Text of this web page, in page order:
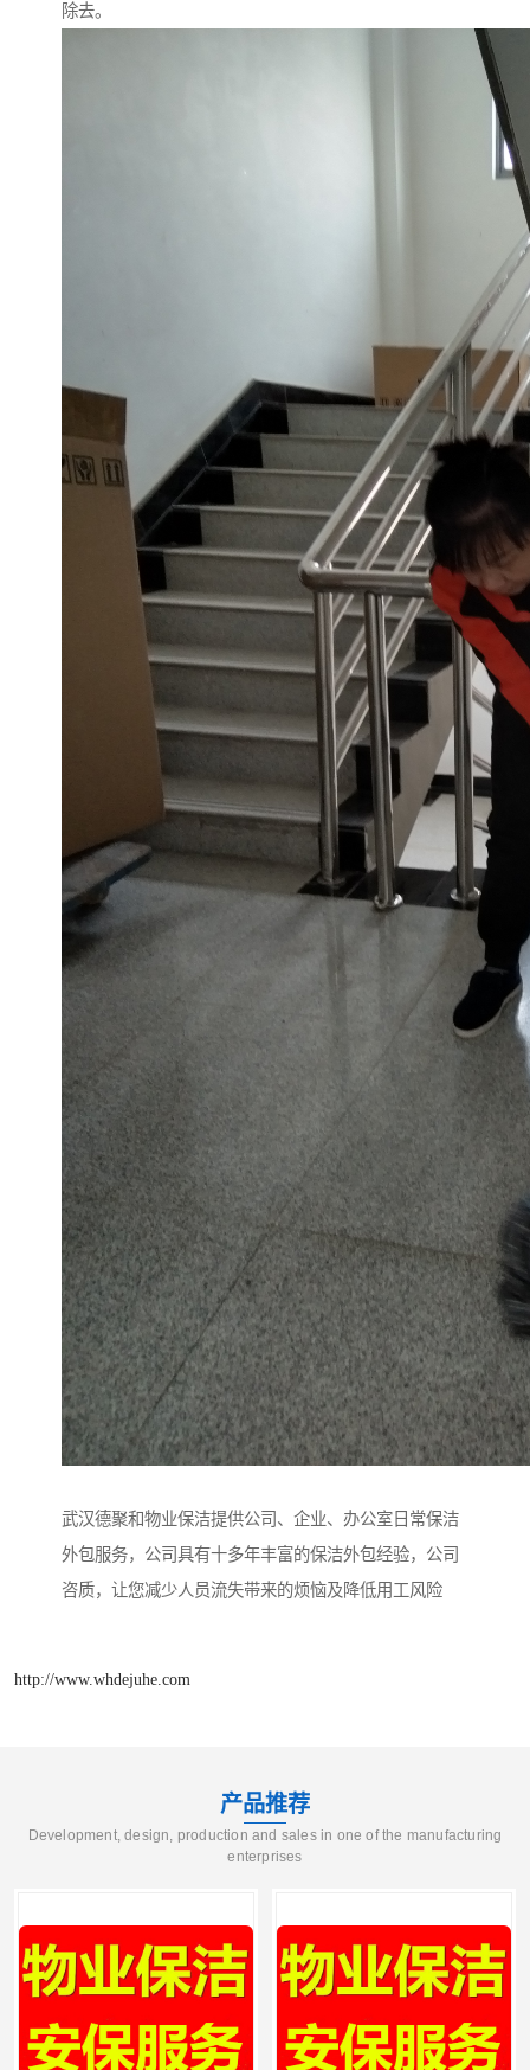
除去。
武汉德聚和物业保洁提供公司、企业、办公室日常保洁
外包服务，公司具有十多年丰富的保洁外包经验，公司
咨质，让您减少人员流失带来的烦恼及降低用工风险
http://www.whdejuhe.com
产品推荐
Development, design, production and sales in one of the manufacturing
enterprises